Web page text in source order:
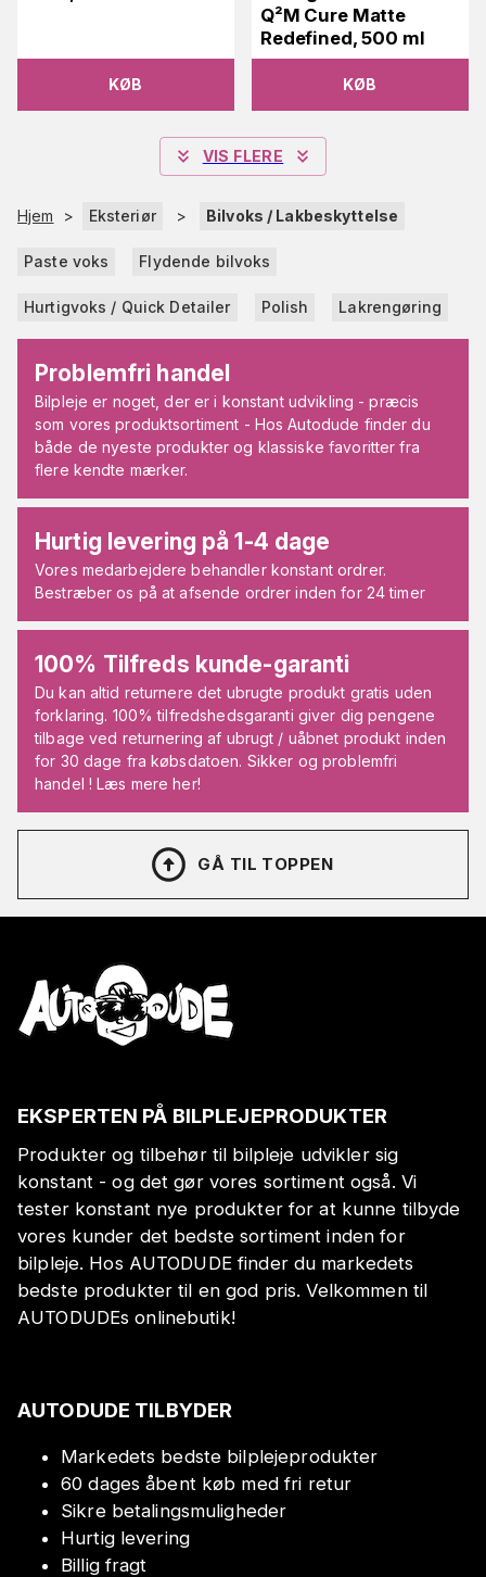
KØB
Q²M Cure Matte
Redefined, 500 ml
KØB
VIS FLERE
Hjem > Eksteriør > Bilvoks / Lakbeskyttelse
Paste voks Flydende bilvoks
Hurtigvoks / Quick Detailer Polish Lakrengøring
Problemfri handel
Bilpleje er noget, der er i konstant udvikling - præcis
som vores produktsortiment - Hos Autodude finder du
både de nyeste produkter og klassiske favoritter fra
flere kendte mærker.
Hurtig levering på 1-4 dage
Vores medarbejdere behandler konstant ordrer.
Bestræber os på at afsende ordrer inden for 24 timer
100% Tilfreds kunde-garanti
Du kan altid returnere det ubrugte produkt gratis uden
forklaring. 100% tilfredshedsgaranti giver dig pengene
tilbage ved returnering af ubrugt / uåbnet produkt inden
for 30 dage fra købsdatoen. Sikker og problemfri
handel ! Læs mere her!
GÅ TIL TOPPEN
EKSPERTEN PÅ BILPLEJEPRODUKTER
Produkter og tilbehør til bilpleje udvikler sig
konstant - og det gør vores sortiment også. Vi
tester konstant nye produkter for at kunne tilbyde
vores kunder det bedste sortiment inden for
bilpleje. Hos AUTODUDE finder du markedets
bedste produkter til en god pris. Velkommen til
AUTODUDEs onlinebutik!
AUTODUDE TILBYDER
Markedets bedste bilplejeprodukter
60 dages åbent køb med fri retur
Sikre betalingsmuligheder
Hurtig levering
Billig fragt